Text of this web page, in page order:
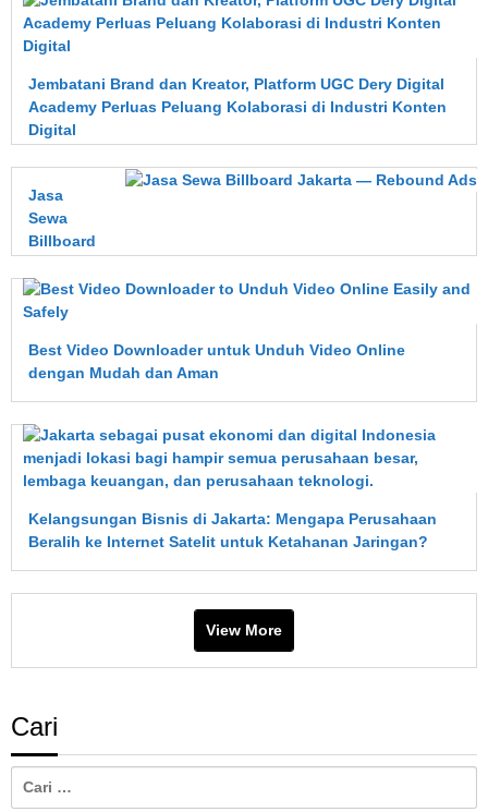
Jembatani Brand dan Kreator, Platform UGC Dery Digital
Academy Perluas Peluang Kolaborasi di Industri Konten
Digital
Jasa
Sewa
Billboard
—
Rebound
Best Video Downloader untuk Unduh Video Online
dengan Mudah dan Aman
Kelangsungan Bisnis di Jakarta: Mengapa Perusahaan
Beralih ke Internet Satelit untuk Ketahanan Jaringan?
View More
Cari